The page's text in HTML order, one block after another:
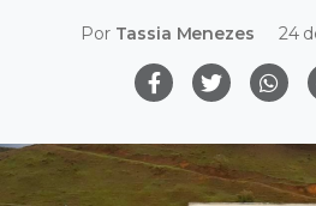
Por Tassia Menezes 24